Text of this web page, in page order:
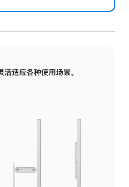
活适应各种使用场景。